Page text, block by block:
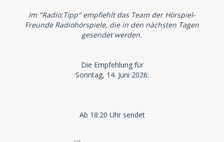
Im "Radio:Tipp" empfiehlt das Team der Hörspiel-
Freunde Radiohörspiele, die in den nächsten Tagen
gesendet werden.
Die Empfehlung für
Sonntag, 14. Juni 2026:
Ab 18:20 Uhr sendet